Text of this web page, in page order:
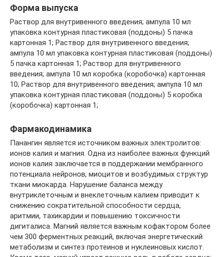
Форма выпуска
Раствор для внутривенного введения; ампула 10 мл
упаковка контурная пластиковая (поддоны) 5 пачка
картонная 1; Раствор для внутривенного введения;
ампула 10 мл упаковка контурная пластиковая (поддоны)
5 пачка картонная 1; Раствор для внутривенного
введения; ампула 10 мл коробка (коробочка) картонная
10; Раствор для внутривенного введения; ампула 10 мл
упаковка контурная пластиковая (поддоны) 5 коробка
(коробочка) картонная 1;
Фармакодинамика
Панангин является источником важных электролитов:
ионов калия и магния. Одна из наиболее важных функций
ионов калия заключается в поддержании мембранного
потенциала нейронов, миоцитов и возбудимых структур
ткани миокарда. Нарушение баланса между
внутриклеточным и внеклеточным калием приводит к
снижению сократительной способности сердца,
аритмии, тахикардии и повышению токсичности
дигиталиса. Магний является важным кофактором более
чем 300 ферментных реакций, включая энергетический
метаболизм и синтез протеинов и нуклеиновых кислот.